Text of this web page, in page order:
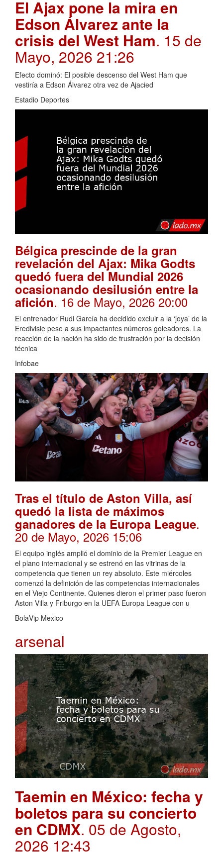
El Ajax pone la mira en
Edson Álvarez ante la
crisis del West Ham. 15 de
Mayo, 2026 21:26
Efecto dominó: El posible descenso del West Ham que
vestiría a Edson Álvarez otra vez de Ajacied
Estadio Deportes
Bélgica prescinde de la gran
revelación del Ajax: Mika Godts
quedó fuera del Mundial 2026
ocasionando desilusión entre la
afición. 16 de Mayo, 2026 20:00
El entrenador Rudi García ha decidido excluir a la ‘joya’ de la
Eredivisie pese a sus impactantes números goleadores. La
reacción de la nación ha sido de frustración por la decisión
técnica
Infobae
Tras el título de Aston Villa, así
quedó la lista de máximos
ganadores de la Europa League.
20 de Mayo, 2026 15:06
El equipo inglés amplió el dominio de la Premier League en
el plano internacional y se estrenó en las vitrinas de la
competencia que tienen un rey absoluto. Este miércoles
comenzó la definición de las competencias internacionales
en el Viejo Continente. Quienes dieron el primer paso fueron
Aston Villa y Friburgo en la UEFA Europa League con u
BolaVip Mexico
arsenal
Taemin en México: fecha y
boletos para su concierto
en CDMX. 05 de Agosto,
2026 12:43